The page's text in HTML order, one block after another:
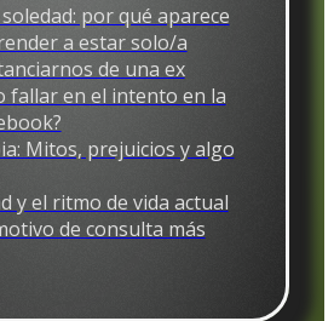
por qué aparece
a estar solo/a
de una ex
fallar en el intento en la
Mitos, prejuicios y algo
y el ritmo de vida actual
de consulta más